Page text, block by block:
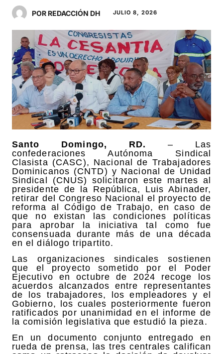
POR REDACCIÓN DH JULIO 8, 2026
Santo Domingo, RD. – Las
confederaciones Autónoma Sindical
Clasista (CASC), Nacional de Trabajadores
Dominicanos (CNTD) y Nacional de Unidad
Sindical (CNUS) solicitaron este martes al
presidente de la República, Luis Abinader,
retirar del Congreso Nacional el proyecto de
reforma al Código de Trabajo, en caso de
que no existan las condiciones políticas
para aprobar la iniciativa tal como fue
consensuada durante más de una década
en el diálogo tripartito.
Las organizaciones sindicales sostienen
que el proyecto sometido por el Poder
Ejecutivo en octubre de 2024 recoge los
acuerdos alcanzados entre representantes
de los trabajadores, los empleadores y el
Gobierno, los cuales posteriormente fueron
ratificados por unanimidad en el informe de
la comisión legislativa que estudió la pieza.
En un documento conjunto entregado en
rueda de prensa, las tres centrales califican